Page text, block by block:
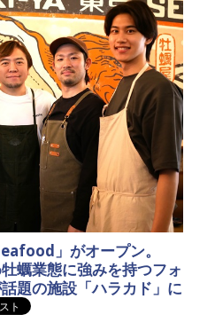
」がオープン。
蠣業態に強みを持つフォ
題の施設「ハラカド」に